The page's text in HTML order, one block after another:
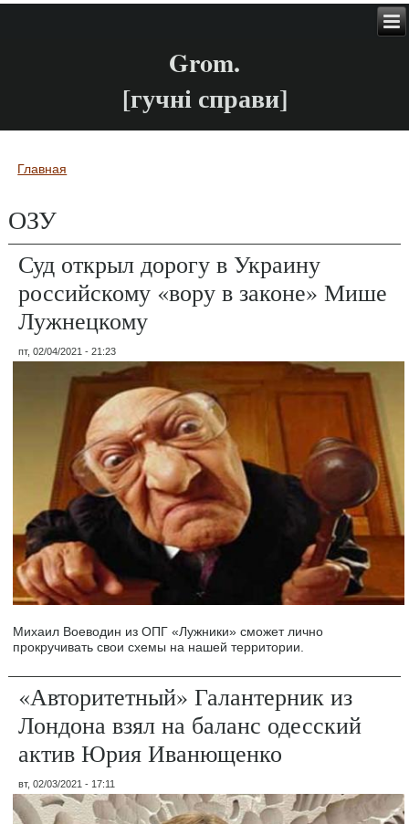
Grom.
[гучні справи]
Вы здесь
Главная
ОЗУ
Суд открыл дорогу в Украину
российскому «вору в законе» Мише
Лужнецкому
пт, 02/04/2021 - 21:23
Михаил Воеводин из ОПГ «Лужники» сможет лично
прокручивать свои схемы на нашей территории.
«Авторитетный» Галантерник из
Лондона взял на баланс одесский
актив Юрия Иванющенко
вт, 02/03/2021 - 17:11